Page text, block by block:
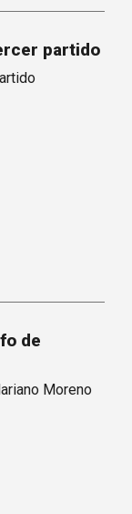
partido
de